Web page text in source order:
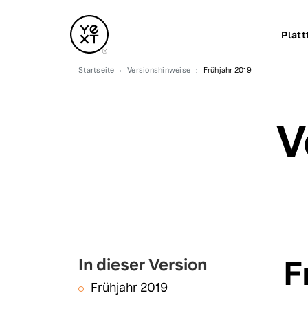
Startseite Versionshinweise Frühjahr 2019
In dieser Version
Frühjahr 2019